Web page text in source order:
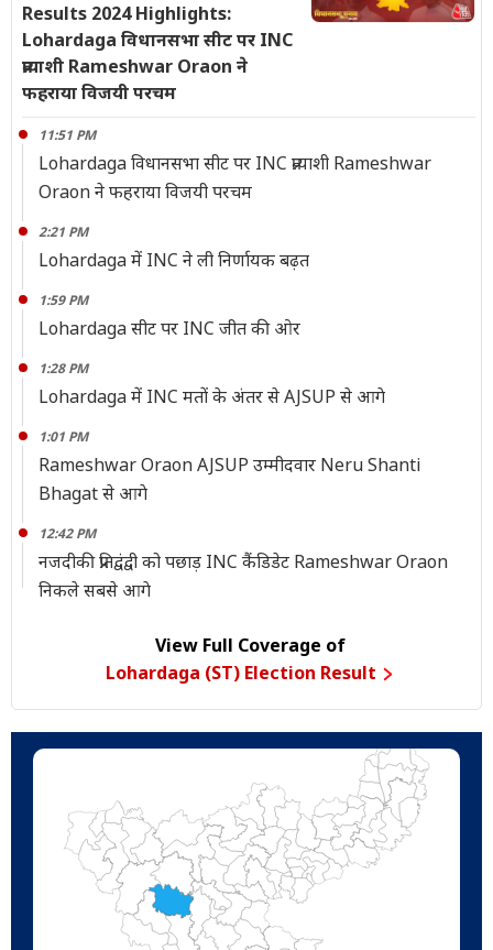
Results 2024 Highlights:
Lohardaga विधानसभा सीट पर INC
प्रत्याशी Rameshwar Oraon ने
फहराया विजयी परचम
11:51 PM
Lohardaga विधानसभा सीट पर INC प्रत्याशी Rameshwar
Oraon ने फहराया विजयी परचम
2:21 PM
Lohardaga में INC ने ली निर्णायक बढ़त
1:59 PM
Lohardaga सीट पर INC जीत की ओर
1:28 PM
Lohardaga में INC मतों के अंतर से AJSUP से आगे
1:01 PM
Rameshwar Oraon AJSUP उम्मीदवार Neru Shanti
Bhagat से आगे
12:42 PM
नजदीकी प्रतिद्वंद्वी को पछाड़ INC कैंडिडेट Rameshwar Oraon
निकले सबसे आगे
View Full Coverage of
Lohardaga (ST) Election Result